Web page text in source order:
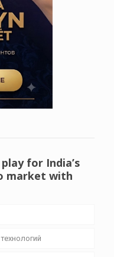
for India’s
market with